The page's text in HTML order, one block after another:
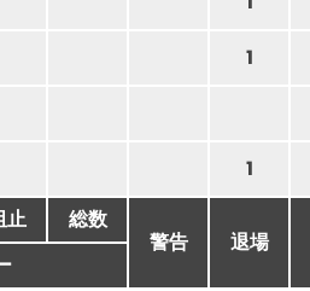
1
1
止
総数
警告
退場